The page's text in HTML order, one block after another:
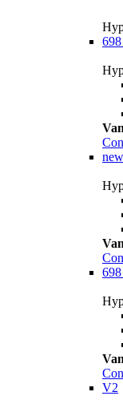
new
V2